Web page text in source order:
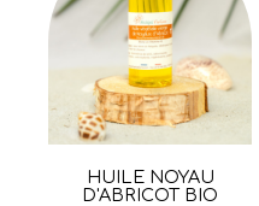
Aperçu rapide
HUILE NOYAU
D'ABRICOT BIO